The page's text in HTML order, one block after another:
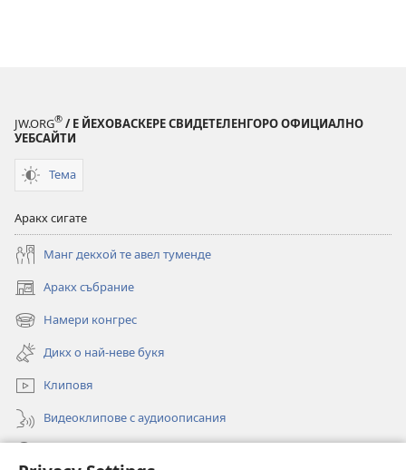
JW.ORG® / Е ЙЕХОВАСКЕРЕ СВИДЕТЕЛЕНГОРО ОФИЦИАЛНО
УЕБСАЙТИ
Тема
Аракх сигате
Манг декхой те авел туменде
Аракх събрание
(отваря
нов
прозорец)
Намери конгрес
(отваря
нов
прозорец)
Дикх о най-неве букя
Клиповя
Видеоклипове с аудиоописания